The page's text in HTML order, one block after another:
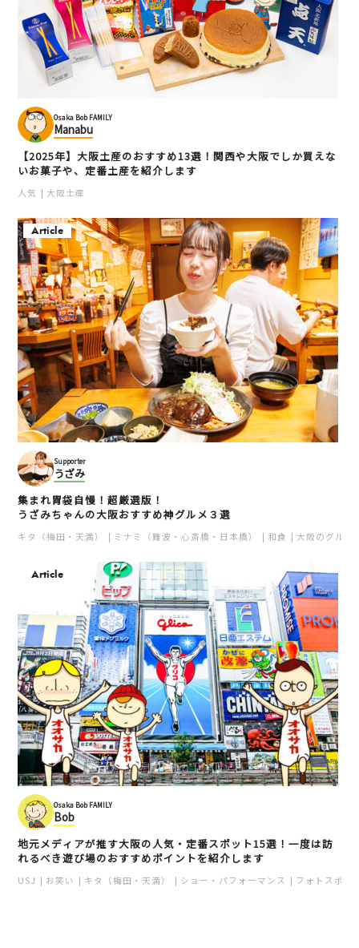
Osaka Bob FAMILY
Manabu
【2025年】大阪土産のおすすめ13選！関西や大阪でしか買えな
いお菓子や、定番土産を紹介します
人気 大阪土産
Article
Supporter
うざみ
集まれ胃袋自慢！超厳選版！
うざみちゃんの大阪おすすめ神グルメ３選
キタ（梅田・天満） ミナミ（難波・心斎橋・日本橋） 和食 大阪のグルメ
Article
Osaka Bob FAMILY
Bob
地元メディアが推す大阪の人気・定番スポット15選！一度は訪
れるべき遊び場のおすすめポイントを紹介します
USJ お笑い キタ（梅田・天満） ショー・パフォーマンス フォトスポッ